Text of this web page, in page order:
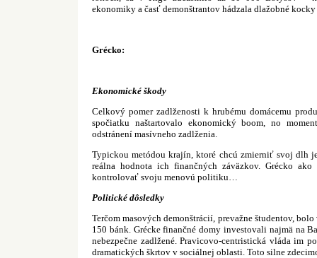
ekonomiky a časť demonštrantov hádzala dlažobné
Grécko:
Ekonomické škody
Celkový pomer zadlženosti k hrubému domácemu
spočiatku naštartovalo ekonomický boom, no
odstránení masívneho zadlženia.
Typickou metódou krajín, ktoré chcú zmierniť svoj dlh
reálna hodnota ich finančných záväzkov. Grécko
kontrolovať svoju menovú politiku…
Politické dôsledky
Terčom masových demonštrácií, prevažne študentov,
150 bánk. Grécke finančné domy investovali najmä na
nebezpečne zadlžené. Pravicovo-centristická vláda im
dramatických škrtov v sociálnej oblasti. Toto silne